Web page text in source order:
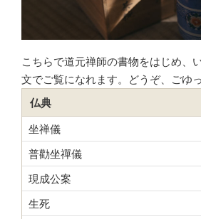
こちらで道元禅師の書物をはじめ、
文でご覧になれます。どうぞ、ごゆっ
仏典
坐禅儀
普勸坐禪儀
現成公案
生死